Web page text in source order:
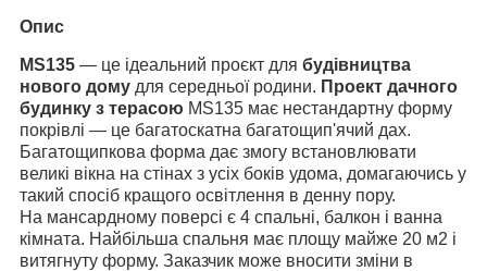
Опис
МS135 — це ідеальний проєкт для будівництва
нового дому для середньої родини. Проект дачного
будинку з терасою МS135 має нестандартну форму
покрівлі — це багатоскатна багатощип'ячий дах.
Багатощипкова форма дає змогу встановлювати
великі вікна на стінах з усіх боків удома, домагаючись у
такий спосіб кращого освітлення в денну пору.
На мансардному поверсі є 4 спальні, балкон і ванна
кімната. Найбільша спальня має площу майже 20 м2 і
витягнуту форму. Заказчик може вносити зміни в